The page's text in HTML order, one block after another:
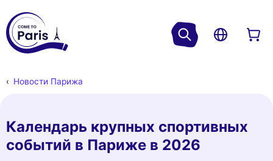
Новости Парижа
Календарь крупных спортивных
событий в Париже в 2026